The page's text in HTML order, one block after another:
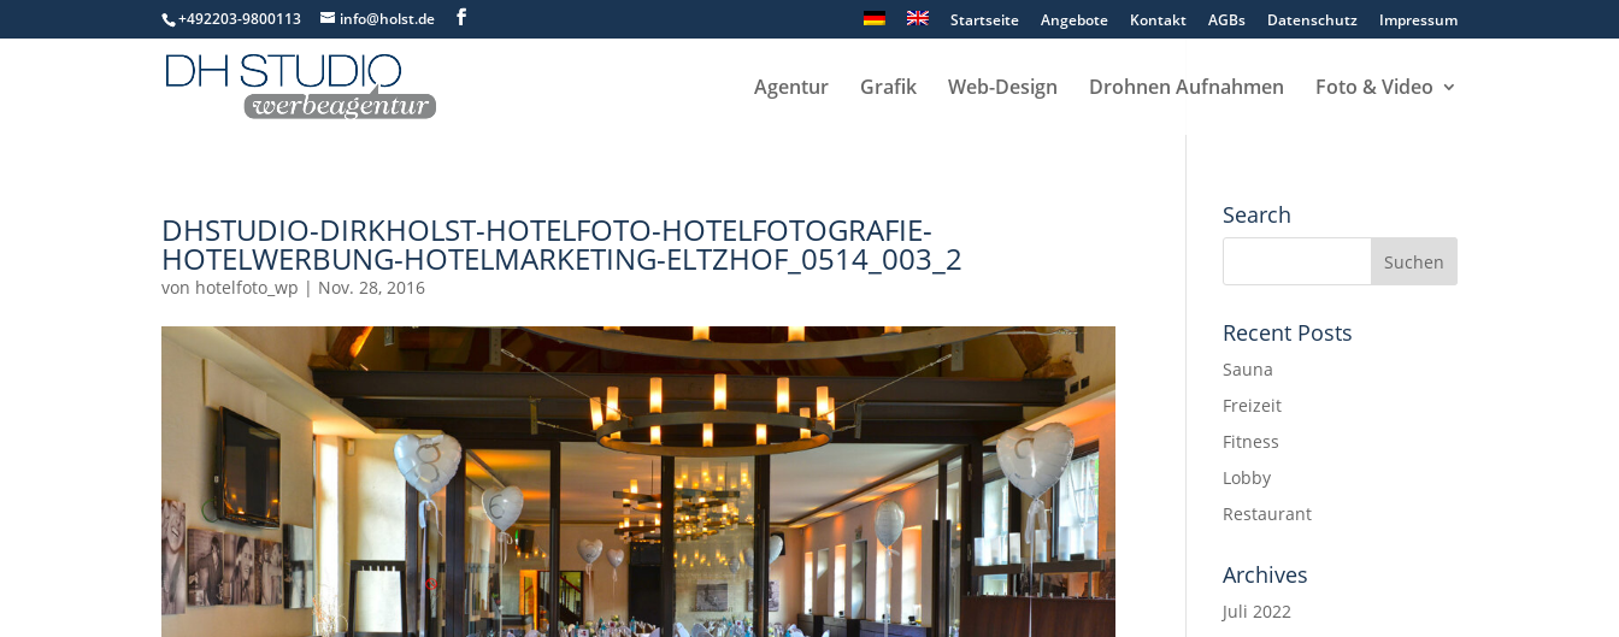
+492203-9800113 info@holst.de Startseite Angebote Kontakt AGBs Datenschutz Impressum
Agentur Grafik Web-Design Drohnen Aufnahmen Foto & Video
DHSTUDIO-DIRKHOLST-HOTELFOTO-HOTELFOTOGRAFIE-
HOTELWERBUNG-HOTELMARKETING-ELTZHOF_0514_003_2
von hotelfoto_wp | Nov. 28, 2016
Search
Recent Posts
Sauna
Freizeit
Fitness
Lobby
Restaurant
Archives
Juli 2022